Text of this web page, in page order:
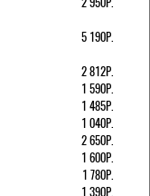
5 190Р.
2 812Р.
1 590Р.
1 485Р.
1 040Р.
2 650Р.
1 600Р.
1 780Р.
1 390Р.